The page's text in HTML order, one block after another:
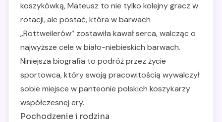
koszykówką, Mateusz to nie tylko kolejny gracz w
rotacji, ale postać, która w barwach
„Rottweilerów” zostawiła kawał serca, walcząc o
najwyższe cele w biało-niebieskich barwach.
Niniejsza biografia to podróż przez życie
sportowca, który swoją pracowitością wywalczył
sobie miejsce w panteonie polskich koszykarzy
współczesnej ery.
Pochodzenie i rodzina